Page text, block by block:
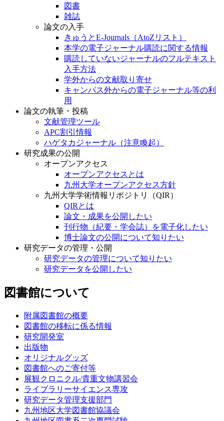
図書
雑誌
論文の入手
きゅうとE-Journals（AtoZリスト）
本学の電子ジャーナル購読に関する情報
購読していないジャーナルのフルテキスト
入手方法
学外からの文献取り寄せ
キャンパス外からの電子ジャーナル等の利
用
論文の執筆・投稿
文献管理ツール
APC割引情報
ハゲタカジャーナル（注意喚起）
研究成果の公開
オープンアクセス
オープンアクセスとは
九州大学オープンアクセス方針
九州大学学術情報リポジトリ（QIR）
QIRとは
論文・成果を公開したい
刊行物（紀要・学会誌）を電子化したい
博士論文の公開について知りたい
研究データの管理・公開
研究データの管理について知りたい
研究データを公開したい
図書館について
附属図書館の概要
図書館の移転に係る情報
研究開発室
出版物
オリジナルグッズ
図書館へのご寄付等
展観クロニクル/貴重文物講習会
ライブラリーサイエンス専攻
研究データ管理支援部門
九州地区大学図書館協議会